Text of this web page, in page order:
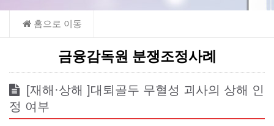
금융감독원 분쟁조정사례
[재해·상해 ]대퇴골두 무혈성 괴사의 상해 인
정 여부